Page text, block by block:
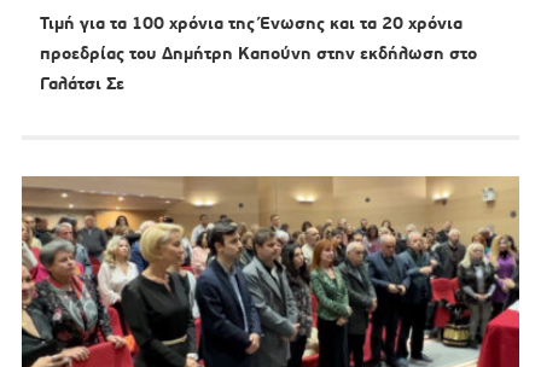
Τιμή για τα 100 χρόνια της Ένωσης και τα 20 χρόνια
προεδρίας του Δημήτρη Καπούνη στην εκδήλωση στο
Γαλάτσι Σε